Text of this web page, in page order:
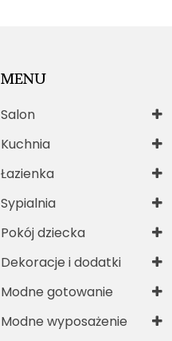
MENU
Salon
Kuchnia
Łazienka
Sypialnia
Pokój dziecka
Dekoracje i dodatki
Modne gotowanie
Modne wyposażenie